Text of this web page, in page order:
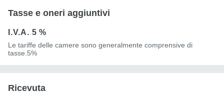
Tasse e oneri aggiuntivi
I.V.A. 5 %
Le tariffe delle camere sono generalmente comprensive di
tasse.5%
Ricevuta